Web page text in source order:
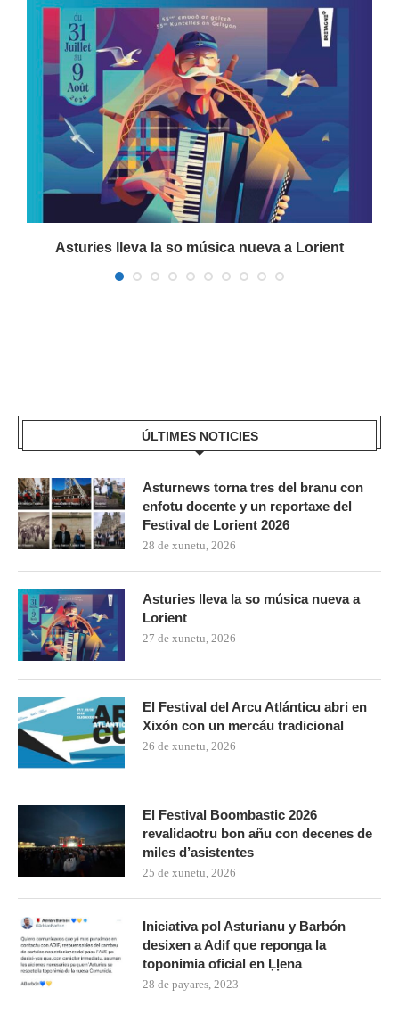
Asturies lleva la so música nueva a Lorient
ÚLTIMES NOTICIES
Asturnews torna tres del branu con
enfotu docente y un reportaxe del
Festival de Lorient 2026
28 de xunetu, 2026
Asturies lleva la so música nueva a
Lorient
27 de xunetu, 2026
El Festival del Arcu Atlánticu abri en
Xixón con un mercáu tradicional
26 de xunetu, 2026
El Festival Boombastic 2026
revalidaotru bon añu con decenes de
miles d’asistentes
25 de xunetu, 2026
Iniciativa pol Asturianu y Barbón
desixen a Adif que reponga la
toponimia oficial en Ḷḷena
28 de payares, 2023